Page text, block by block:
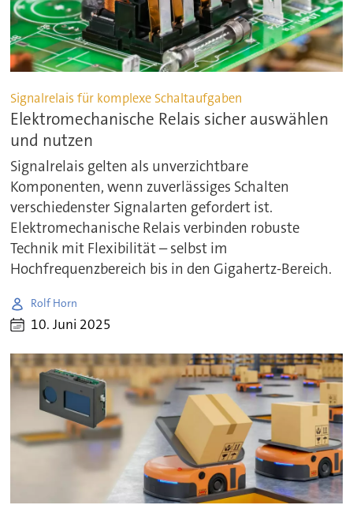
Signalrelais für komplexe Schaltaufgaben
Elektromechanische Relais sicher auswählen
und nutzen
Signalrelais gelten als unverzichtbare
Komponenten, wenn zuverlässiges Schalten
verschiedenster Signalarten gefordert ist.
Elektromechanische Relais verbinden robuste
Technik mit Flexibilität – selbst im
Hochfrequenzbereich bis in den Gigahertz-Bereich.
Rolf Horn
10. Juni 2025